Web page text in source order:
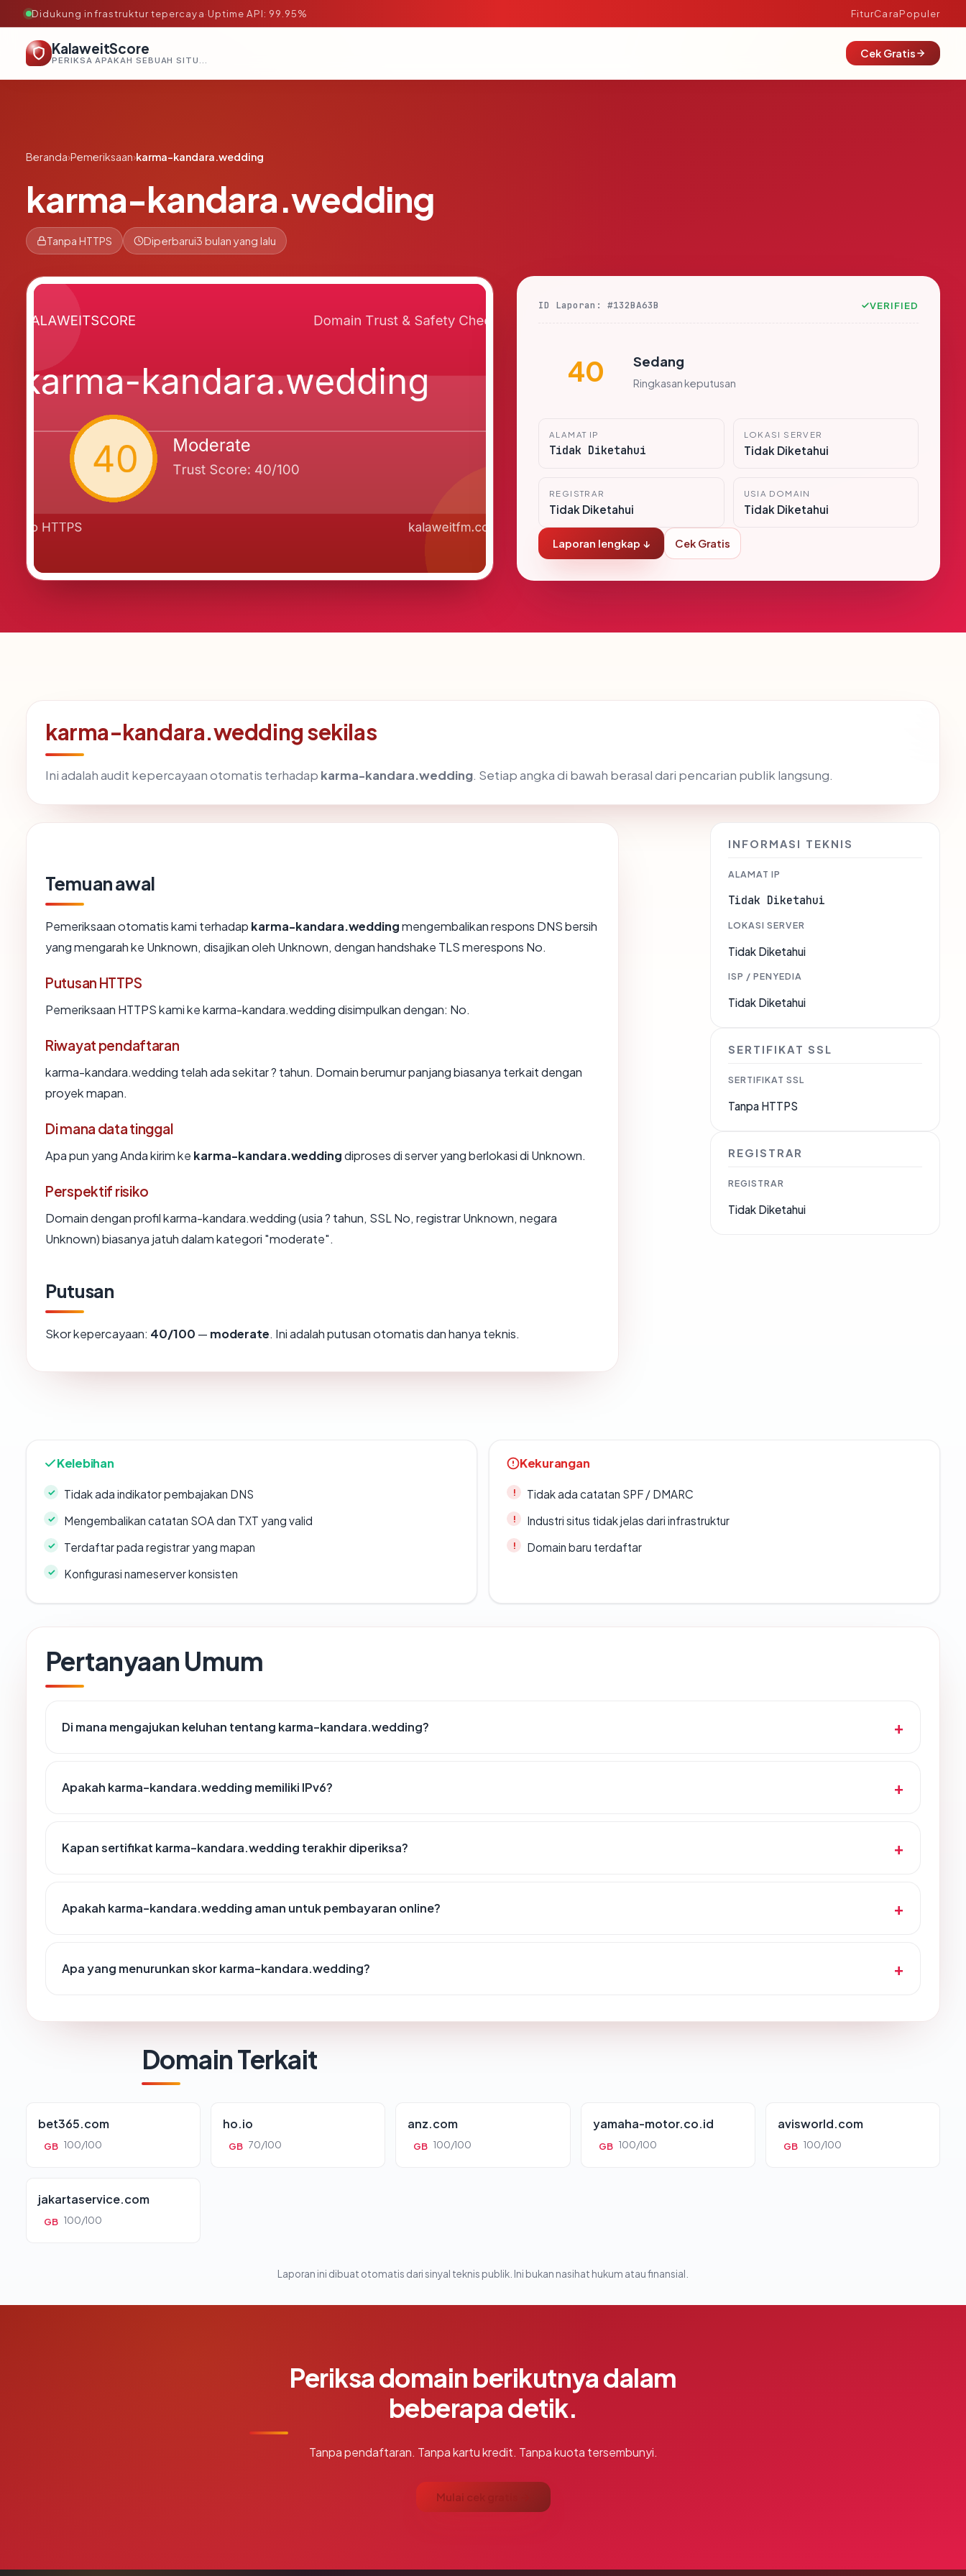
Didukung infrastruktur tepercaya·Uptime API: 99.95% FiturCaraPopuler
KalaweitScore
PERIKSA APAKAH SEBUAH SITUS AMAN, TEPERCAYA, DAN TERVERIFIKASI DALAM HITUNGAN DETIK.
Cek Gratis
Beranda›Pemeriksaan›karma-kandara.wedding
karma-kandara.wedding
Tanpa HTTPS Diperbarui3 bulan yang lalu
ID Laporan: #132BA63B VERIFIED
40 Sedang
Ringkasan keputusan
ALAMAT IP
Tidak Diketahui
LOKASI SERVER
Tidak Diketahui
REGISTRAR
Tidak Diketahui
USIA DOMAIN
Tidak Diketahui
Laporan lengkap ↓ Cek Gratis
karma-kandara.wedding sekilas
Ini adalah audit kepercayaan otomatis terhadap karma-kandara.wedding. Setiap angka di bawah berasal dari pencarian publik langsung.
Temuan awal
Pemeriksaan otomatis kami terhadap karma-kandara.weddingmengembalikan respons DNS bersih
yang mengarah ke Unknown, disajikan oleh Unknown, dengan handshake TLS merespons No.
Putusan HTTPS
Pemeriksaan HTTPS kami ke karma-kandara.wedding disimpulkan dengan: No.
Riwayat pendaftaran
karma-kandara.wedding telah ada sekitar ? tahun. Domain berumur panjang biasanya terkait dengan
proyek mapan.
Di mana data tinggal
Apa pun yang Anda kirim ke karma-kandara.weddingdiproses di server yang berlokasi di Unknown.
Perspektif risiko
Domain dengan profil karma-kandara.wedding (usia ? tahun, SSL No, registrar Unknown, negara
Unknown) biasanya jatuh dalam kategori "moderate".
Putusan
Skor kepercayaan: 40/100 — moderate. Ini adalah putusan otomatis dan hanya teknis.
INFORMASI TEKNIS
ALAMAT IP
Tidak Diketahui
LOKASI SERVER
Tidak Diketahui
ISP / PENYEDIA
Tidak Diketahui
SERTIFIKAT SSL
SERTIFIKAT SSL
Tanpa HTTPS
REGISTRAR
REGISTRAR
Tidak Diketahui
Kelebihan
Tidak ada indikator pembajakan DNS
Mengembalikan catatan SOA dan TXT yang valid
Terdaftar pada registrar yang mapan
Konfigurasi nameserver konsisten
Kekurangan
Tidak ada catatan SPF / DMARC
Industri situs tidak jelas dari infrastruktur
Domain baru terdaftar
Pertanyaan Umum
Di mana mengajukan keluhan tentang karma-kandara.wedding?
Apakah karma-kandara.wedding memiliki IPv6?
Kapan sertifikat karma-kandara.wedding terakhir diperiksa?
Apakah karma-kandara.wedding aman untuk pembayaran online?
Apa yang menurunkan skor karma-kandara.wedding?
Domain Terkait
bet365.com
GB 100/100
ho.io
GB 70/100
anz.com
GB 100/100
yamaha-motor.co.id
GB 100/100
avisworld.com
GB 100/100
jakartaservice.com
GB 100/100
Laporan ini dibuat otomatis dari sinyal teknis publik. Ini bukan nasihat hukum atau finansial.
Periksa domain berikutnya dalam
beberapa detik.
Tanpa pendaftaran. Tanpa kartu kredit. Tanpa kuota tersembunyi.
Mulai cek gratis →